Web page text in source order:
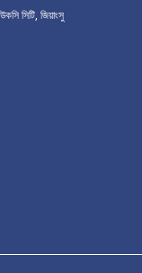
সিটি, জিয়াংসু